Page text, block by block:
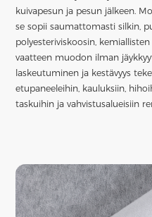
kuivapesun ja pesun jälkeen.
se sopii saumattomasti silkin,
polyesteriviskoosin,
vaatteen muodon ilman
laskeutuminen ja kestävyys
etupaneeleihin, kauluksiin,
taskuihin ja vahvistusalueisiin